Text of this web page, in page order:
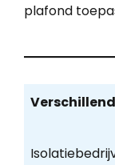
plafond